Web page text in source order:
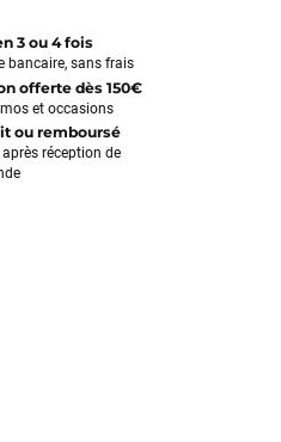
3 ou 4 fois
bancaire, sans frais
offerte dès 150€
et occasions
ou remboursé
réception de